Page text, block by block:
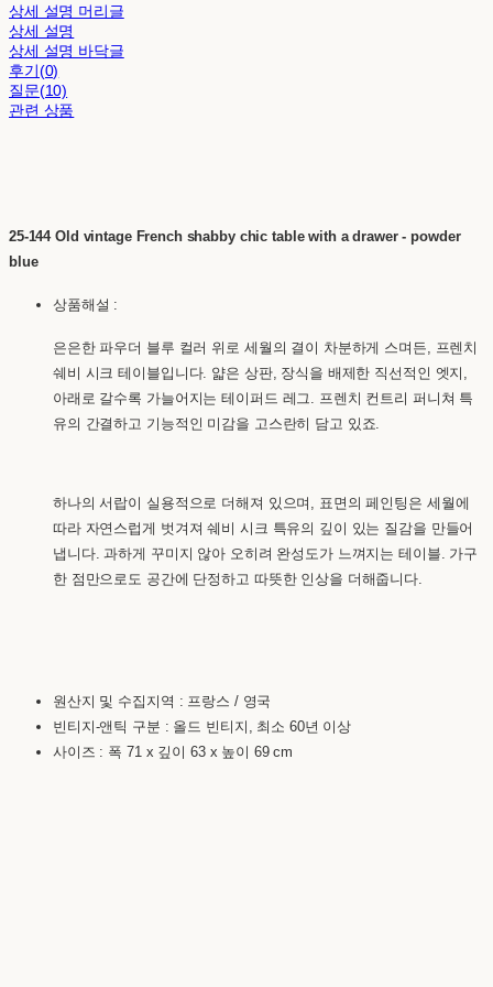
상세 설명 머리글
상세 설명
상세 설명 바닥글
후기(0)
질문(10)
관련 상품
25-144 Old vintage French shabby chic table with a drawer - powder
blue
상품해설 :
은은한 파우더 블루 컬러 위로 세월의 결이 차분하게 스며든, 프렌치
쉐비 시크 테이블입니다. 얇은 상판, 장식을 배제한 직선적인 엣지,
아래로 갈수록 가늘어지는 테이퍼드 레그. 프렌치 컨트리 퍼니쳐 특
유의 간결하고 기능적인 미감을 고스란히 담고 있죠.
하나의 서랍이 실용적으로 더해져 있으며, 표면의 페인팅은 세월에
따라 자연스럽게 벗겨져 쉐비 시크 특유의 깊이 있는 질감을 만들어
냅니다. 과하게 꾸미지 않아 오히려 완성도가 느껴지는 테이블. 가구
한 점만으로도 공간에 단정하고 따뜻한 인상을 더해줍니다.
원산지 및 수집지역 : 프랑스 / 영국
빈티지-앤틱 구분 : 올드 빈티지, 최소 60년 이상
사이즈 : 폭 71 x 깊이 63 x 높이 69 cm